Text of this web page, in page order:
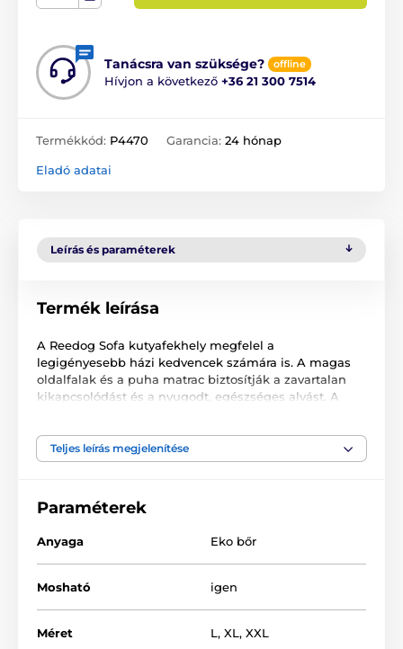
Tanácsra van szüksége? offline
Hívjon a következő +36 21 300 7514
Termékkód: P4470 Garancia: 24 hónap
Eladó adatai
Leírás és paraméterek
Termék leírása
A Reedog Sofa kutyafekhely megfelel a
legigényesebb házi kedvencek számára is. A magas
oldalfalak és a puha matrac biztosítják a zavartalan
kikapcsolódást és a nyugodt, egészséges alvást. A
A fekhely anyaga - műbőr
Töltet - habszivacs
Teljes leírás megjelenítése
Paraméterek
Anyaga Eko bőr
Mosható igen
Méret L, XL, XXL